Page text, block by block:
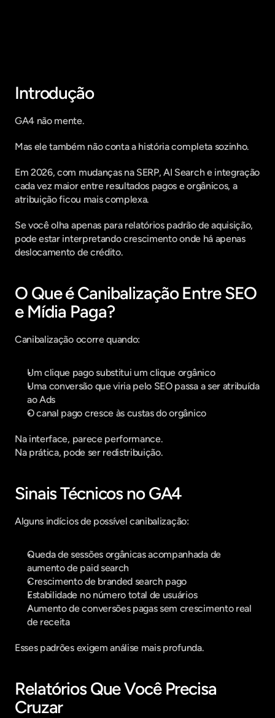
Introdução
GA4 não mente.
Mas ele também não conta a história completa sozinho.
Em 2026, com mudanças na SERP, AI Search e integração
cada vez maior entre resultados pagos e orgânicos, a
atribuição ficou mais complexa.
Se você olha apenas para relatórios padrão de aquisição,
pode estar interpretando crescimento onde há apenas
deslocamento de crédito.
O Que é Canibalização Entre SEO
e Mídia Paga?
Canibalização ocorre quando:
Um clique pago substitui um clique orgânico
Uma conversão que viria pelo SEO passa a ser atribuída
ao Ads
O canal pago cresce às custas do orgânico
Na interface, parece performance.
Na prática, pode ser redistribuição.
Sinais Técnicos no GA4
Alguns indícios de possível canibalização:
Queda de sessões orgânicas acompanhada de
aumento de paid search
Crescimento de branded search pago
Estabilidade no número total de usuários
Aumento de conversões pagas sem crescimento real
de receita
Esses padrões exigem análise mais profunda.
Relatórios Que Você Precisa
Cruzar